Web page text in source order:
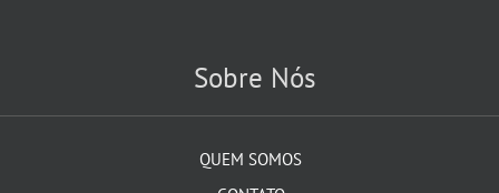
Sobre Nós
QUEM SOMOS